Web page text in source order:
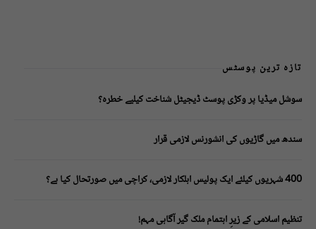
تازہ ترین پوسٹس
سوشل میڈیا پر وکڑی پوسٹ ڈیجیٹل شناخت کیلیے خطرہ؟
سندھ میں گاڑیوں کی انشورنس لازمی قرار
400 شہریوں کیلئے ایک پولیس اہلکار لازمی، کراچی میں صورتحال کیا ہے؟
تنظیم اسلامی کے زیرِ اہتمام ملک گیر آگاہی مہم!